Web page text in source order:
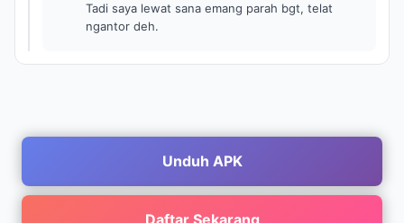
Tadi saya lewat sana emang parah bgt, telat
ngantor deh.
Unduh APK
Daftar Sekarang